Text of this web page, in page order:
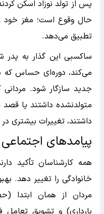
پس از تولد نوزاد اسکن
حال وقوع است؛ مغز خود
تطبیق می‌دهد.
ساکسبی این گذار به پدر
می‌کند، دوره‌ای حساس که
جدید سازگار شود. مردانی
متولد‌نشده داشتند یا
داشتند، تغییرات بیشتری
پیامدهای اجتماعی
همه کارشناسان تأکید
خانوادگی را تغییر دهد.
مردان از همان ابتدا